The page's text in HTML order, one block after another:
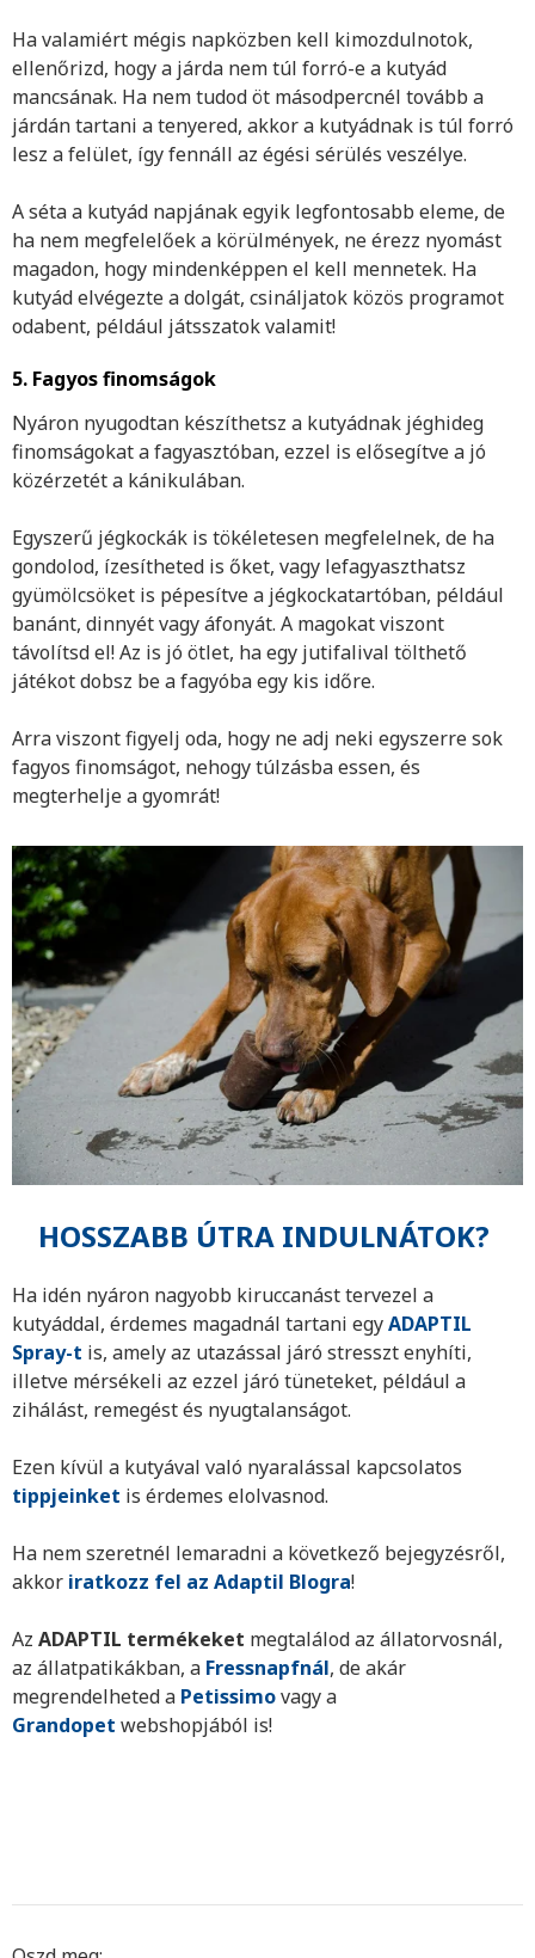
Ha valamiért mégis napközben kell kimozdulnotok,
ellenőrizd, hogy a járda nem túl forró-e a kutyád
mancsának. Ha nem tudod öt másodpercnél tovább a
járdán tartani a tenyered, akkor a kutyádnak is túl forró
lesz a felület, így fennáll az égési sérülés veszélye.
A séta a kutyád napjának egyik legfontosabb eleme, de
ha nem megfelelőek a körülmények, ne érezz nyomást
magadon, hogy mindenképpen el kell mennetek. Ha
kutyád elvégezte a dolgát, csináljatok közös programot
odabent, például játsszatok valamit!
5. Fagyos finomságok
Nyáron nyugodtan készíthetsz a kutyádnak jéghideg
finomságokat a fagyasztóban, ezzel is elősegítve a jó
közérzetét a kánikulában.
Egyszerű jégkockák is tökéletesen megfelelnek, de ha
gondolod, ízesítheted is őket, vagy lefagyaszthatsz
gyümölcsöket is pépesítve a jégkockatartóban, például
banánt, dinnyét vagy áfonyát. A magokat viszont
távolítsd el! Az is jó ötlet, ha egy jutifalival tölthető
játékot dobsz be a fagyóba egy kis időre.
Arra viszont figyelj oda, hogy ne adj neki egyszerre sok
fagyos finomságot, nehogy túlzásba essen, és
megterhelje a gyomrát!
HOSSZABB ÚTRA INDULNÁTOK?
Ha idén nyáron nagyobb kiruccanást tervezel a
kutyáddal, érdemes magadnál tartani egyADAPTIL
Spray-t is, amely az utazással járó stresszt enyhíti,
illetve mérsékeli az ezzel járó tüneteket, például a
zihálást, remegést és nyugtalanságot.
Ezen kívül a kutyával való nyaralással kapcsolatos
tippjeinket is érdemes elolvasnod.
Ha nem szeretnél lemaradni a következő bejegyzésről,
akkor iratkozz fel az Adaptil Blogra!
Az ADAPTIL termékeket megtalálod az állatorvosnál,
az állatpatikákban, a Fressnapfnál, de akár
megrendelheted a Petissimovagy a
Grandopet webshopjából is!